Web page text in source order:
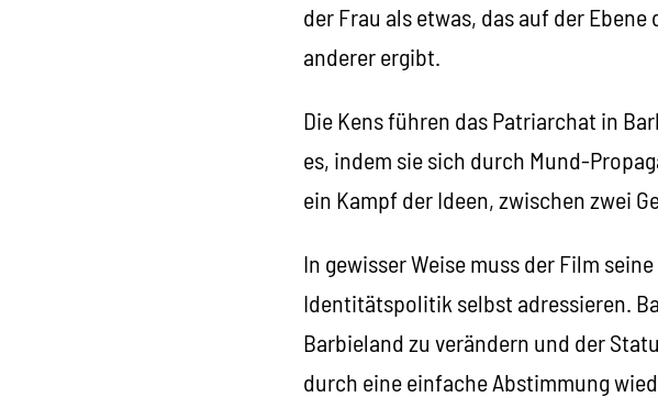
der Frau als etwas, das auf der
anderer ergibt.
Die Kens führen das Patriarchat in
es, indem sie sich durch Mund-
ein Kampf der Ideen, zwischen zwei
In gewisser Weise muss der Film
Identitätspolitik selbst adressieren.
Barbieland zu verändern und der
durch eine einfache Abstimmung